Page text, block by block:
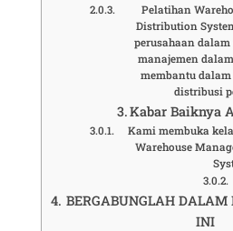
Pelatihan
Distribution
perusahaan
manajemen
membantu
distribusi
Kabar Baiknya
Kami membuka
Warehouse
BERGABUNGLAH
INI